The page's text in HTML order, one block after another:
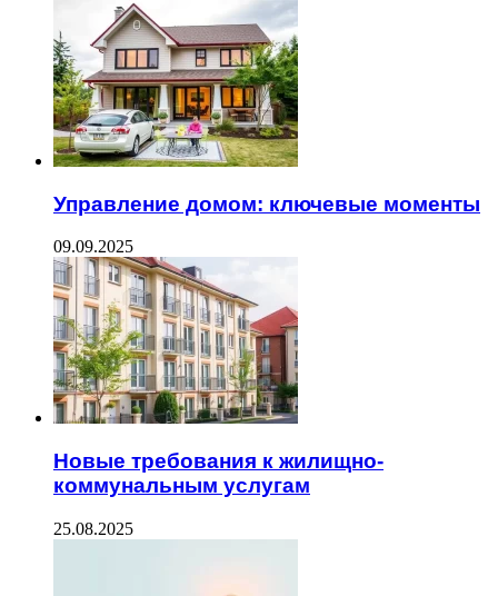
Управление домом: ключевые моменты
09.09.2025
Новые требования к жилищно-
коммунальным услугам
25.08.2025